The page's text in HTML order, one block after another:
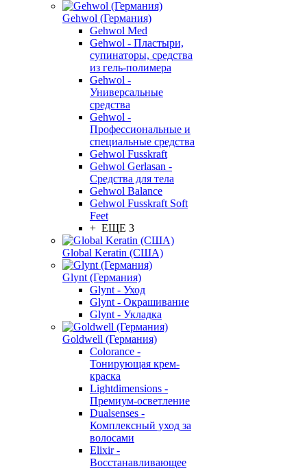
Gehwol (Германия)
Gehwol Med
Gehwol - Пластыри,
супинаторы, средства
из гель-полимера
Gehwol -
Универсальные
средства
Gehwol -
Профессиональные и
специальные средства
Gehwol Fusskraft
Gehwol Gerlasan -
Средства для тела
Gehwol Balance
Gehwol Fusskraft Soft
Feet
+ ЕЩЕ 3
Global Keratin (США)
Glynt (Германия)
Glynt - Уход
Glynt - Окрашивание
Glynt - Укладка
Goldwell (Германия)
Colorance -
Тонирующая крем-
краска
Lightdimensions -
Премиум-осветление
Dualsenses -
Комплексный уход за
волосами
Elixir -
Восстанавливающее